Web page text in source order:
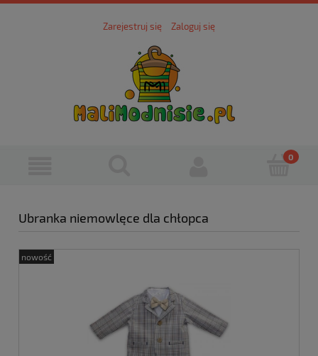
Zarejestruj się Zaloguj się
Ubranka niemowlęce dla chłopca
nowość